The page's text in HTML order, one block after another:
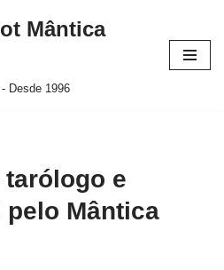
Mântica
Desde 1996
e
Mântica